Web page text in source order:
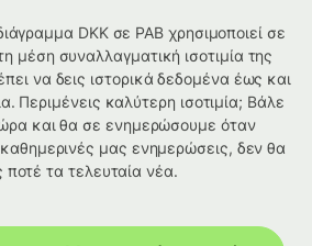
DKK σε PAB χρησιμοποιεί σε
μέση συναλλαγματική ισοτιμία της
να δεις ιστορικά δεδομένα έως και
Περιμένεις καλύτερη ισοτιμία; Βάλε
και θα σε ενημερώσουμε όταν
καθημερινές μας ενημερώσεις, δεν θα
ποτέ τα τελευταία νέα.